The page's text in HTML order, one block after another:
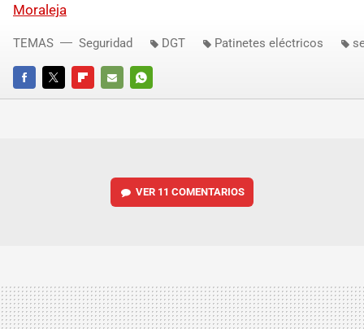
Moraleja
FACEBOOKTWITTERFLIPBOARD
E-
WHATSAPP
TEMAS Seguridad DGT Patinetes eléctricos
VER 11 COMENTARIOS